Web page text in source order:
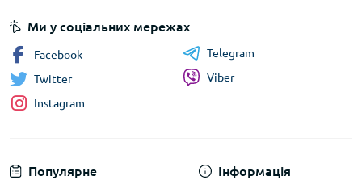
Популярне Інформація
Ми у соціальних мережах
Facebook
Twitter
Instagram
Telegram
Viber